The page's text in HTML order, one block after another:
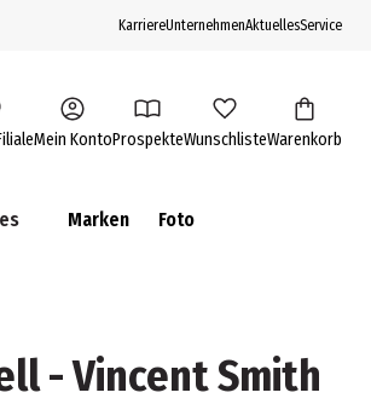
KarriereUnternehmenAktuellesService
Mein KontoProspekteWunschlisteWarenkorb
Marken Foto
- Vincent Smith